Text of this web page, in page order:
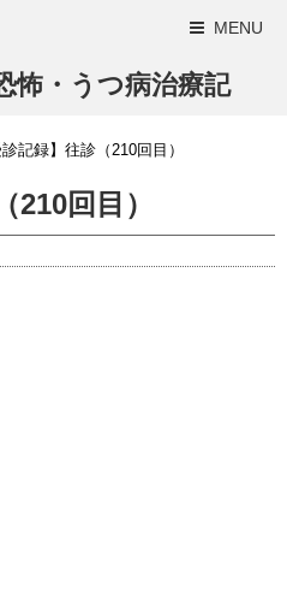
MENU
怖・うつ病治療記
診記録】往診（210回目）
210回目）